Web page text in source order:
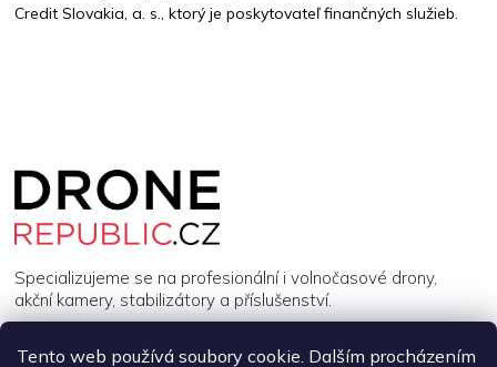
Tento web používá soubory cookie. Dalším procházením
Credit Slovakia, a. s., ktorý je poskytovateľ finančných služieb.
Specializujeme se na profesionální i volnočasové drony,
akční kamery, stabilizátory a příslušenství.